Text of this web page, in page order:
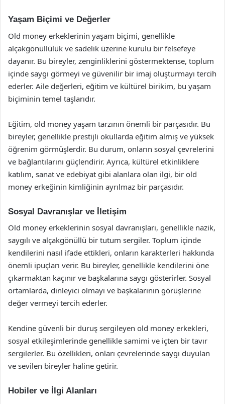
Yaşam Biçimi ve Değerler
Old money erkeklerinin yaşam biçimi, genellikle
alçakgönüllülük ve sadelik üzerine kurulu bir felsefeye
dayanır. Bu bireyler, zenginliklerini göstermektense, toplum
içinde saygı görmeyi ve güvenilir bir imaj oluşturmayı tercih
ederler. Aile değerleri, eğitim ve kültürel birikim, bu yaşam
biçiminin temel taşlarıdır.
Eğitim, old money yaşam tarzının önemli bir parçasıdır. Bu
bireyler, genellikle prestijli okullarda eğitim almış ve yüksek
öğrenim görmüşlerdir. Bu durum, onların sosyal çevrelerini
ve bağlantılarını güçlendirir. Ayrıca, kültürel etkinliklere
katılım, sanat ve edebiyat gibi alanlara olan ilgi, bir old
money erkeğinin kimliğinin ayrılmaz bir parçasıdır.
Sosyal Davranışlar ve İletişim
Old money erkeklerinin sosyal davranışları, genellikle nazik,
saygılı ve alçakgönüllü bir tutum sergiler. Toplum içinde
kendilerini nasıl ifade ettikleri, onların karakterleri hakkında
önemli ipuçları verir. Bu bireyler, genellikle kendilerini öne
çıkarmaktan kaçınır ve başkalarına saygı gösterirler. Sosyal
ortamlarda, dinleyici olmayı ve başkalarının görüşlerine
değer vermeyi tercih ederler.
Kendine güvenli bir duruş sergileyen old money erkekleri,
sosyal etkileşimlerinde genellikle samimi ve içten bir tavır
sergilerler. Bu özellikleri, onları çevrelerinde saygı duyulan
ve sevilen bireyler haline getirir.
Hobiler ve İlgi Alanları